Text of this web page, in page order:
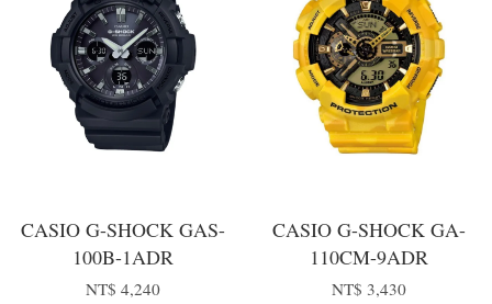
CASIO G-SHOCK GAS-
100B-1ADR
NT$ 4,240
CASIO G-SHOCK GA-
110CM-9ADR
NT$ 3,430